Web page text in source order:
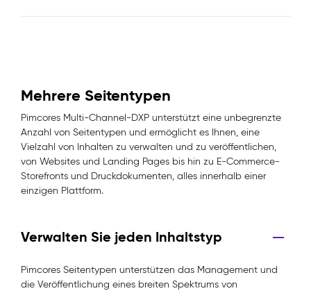
Mehrere Seitentypen
Pimcores Multi-Channel-DXP unterstützt eine unbegrenzte
Anzahl von Seitentypen und ermöglicht es Ihnen, eine
Vielzahl von Inhalten zu verwalten und zu veröffentlichen,
von Websites und Landing Pages bis hin zu E-Commerce-
Storefronts und Druckdokumenten, alles innerhalb einer
einzigen Plattform.
Verwalten Sie jeden Inhaltstyp
Pimcores Seitentypen unterstützen das Management und
die Veröffentlichung eines breiten Spektrums von